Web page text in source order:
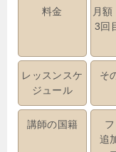
料金
月
3回
レッスンスケ
ジュール
そ
講師の国籍
追